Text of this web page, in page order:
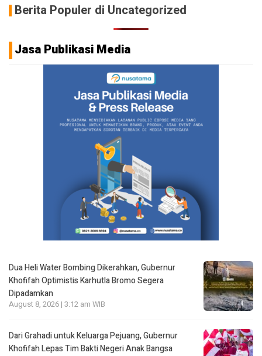
Berita Populer di Uncategorized
Jasa Publikasi Media
Dua Heli Water Bombing Dikerahkan, Gubernur
Khofifah Optimistis Karhutla Bromo Segera
Dipadamkan
August 8, 2026 | 3:12 am WIB
Dari Grahadi untuk Keluarga Pejuang, Gubernur
Khofifah Lepas Tim Bakti Negeri Anak Bangsa